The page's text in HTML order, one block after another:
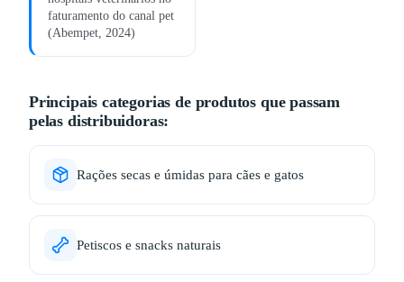
faturamento do canal pet
(Abempet, 2024)
Principais categorias de produtos que passam
pelas distribuidoras:
Rações secas e úmidas para cães e gatos
Petiscos e snacks naturais